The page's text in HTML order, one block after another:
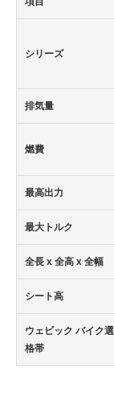
シリーズ
排気量
燃費
最高出力
最大トルク
全長 x 全高 x 全幅
シート高
ウェビック バイク
格帯